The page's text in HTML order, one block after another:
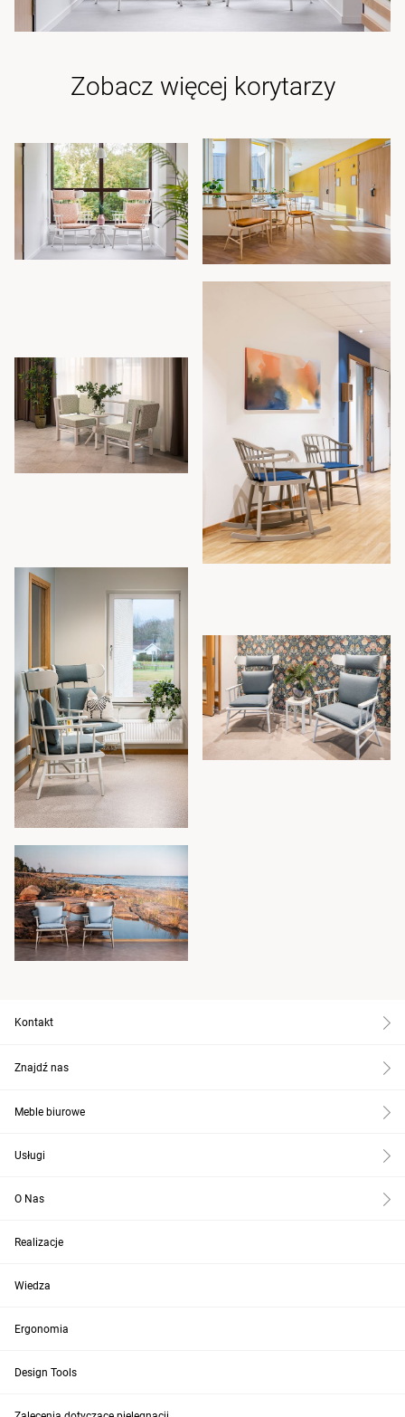
Zobacz więcej korytarzy
Kontakt
Znajdź nas
Meble biurowe
Usługi
O Nas
Realizacje
Wiedza
Ergonomia
Design Tools